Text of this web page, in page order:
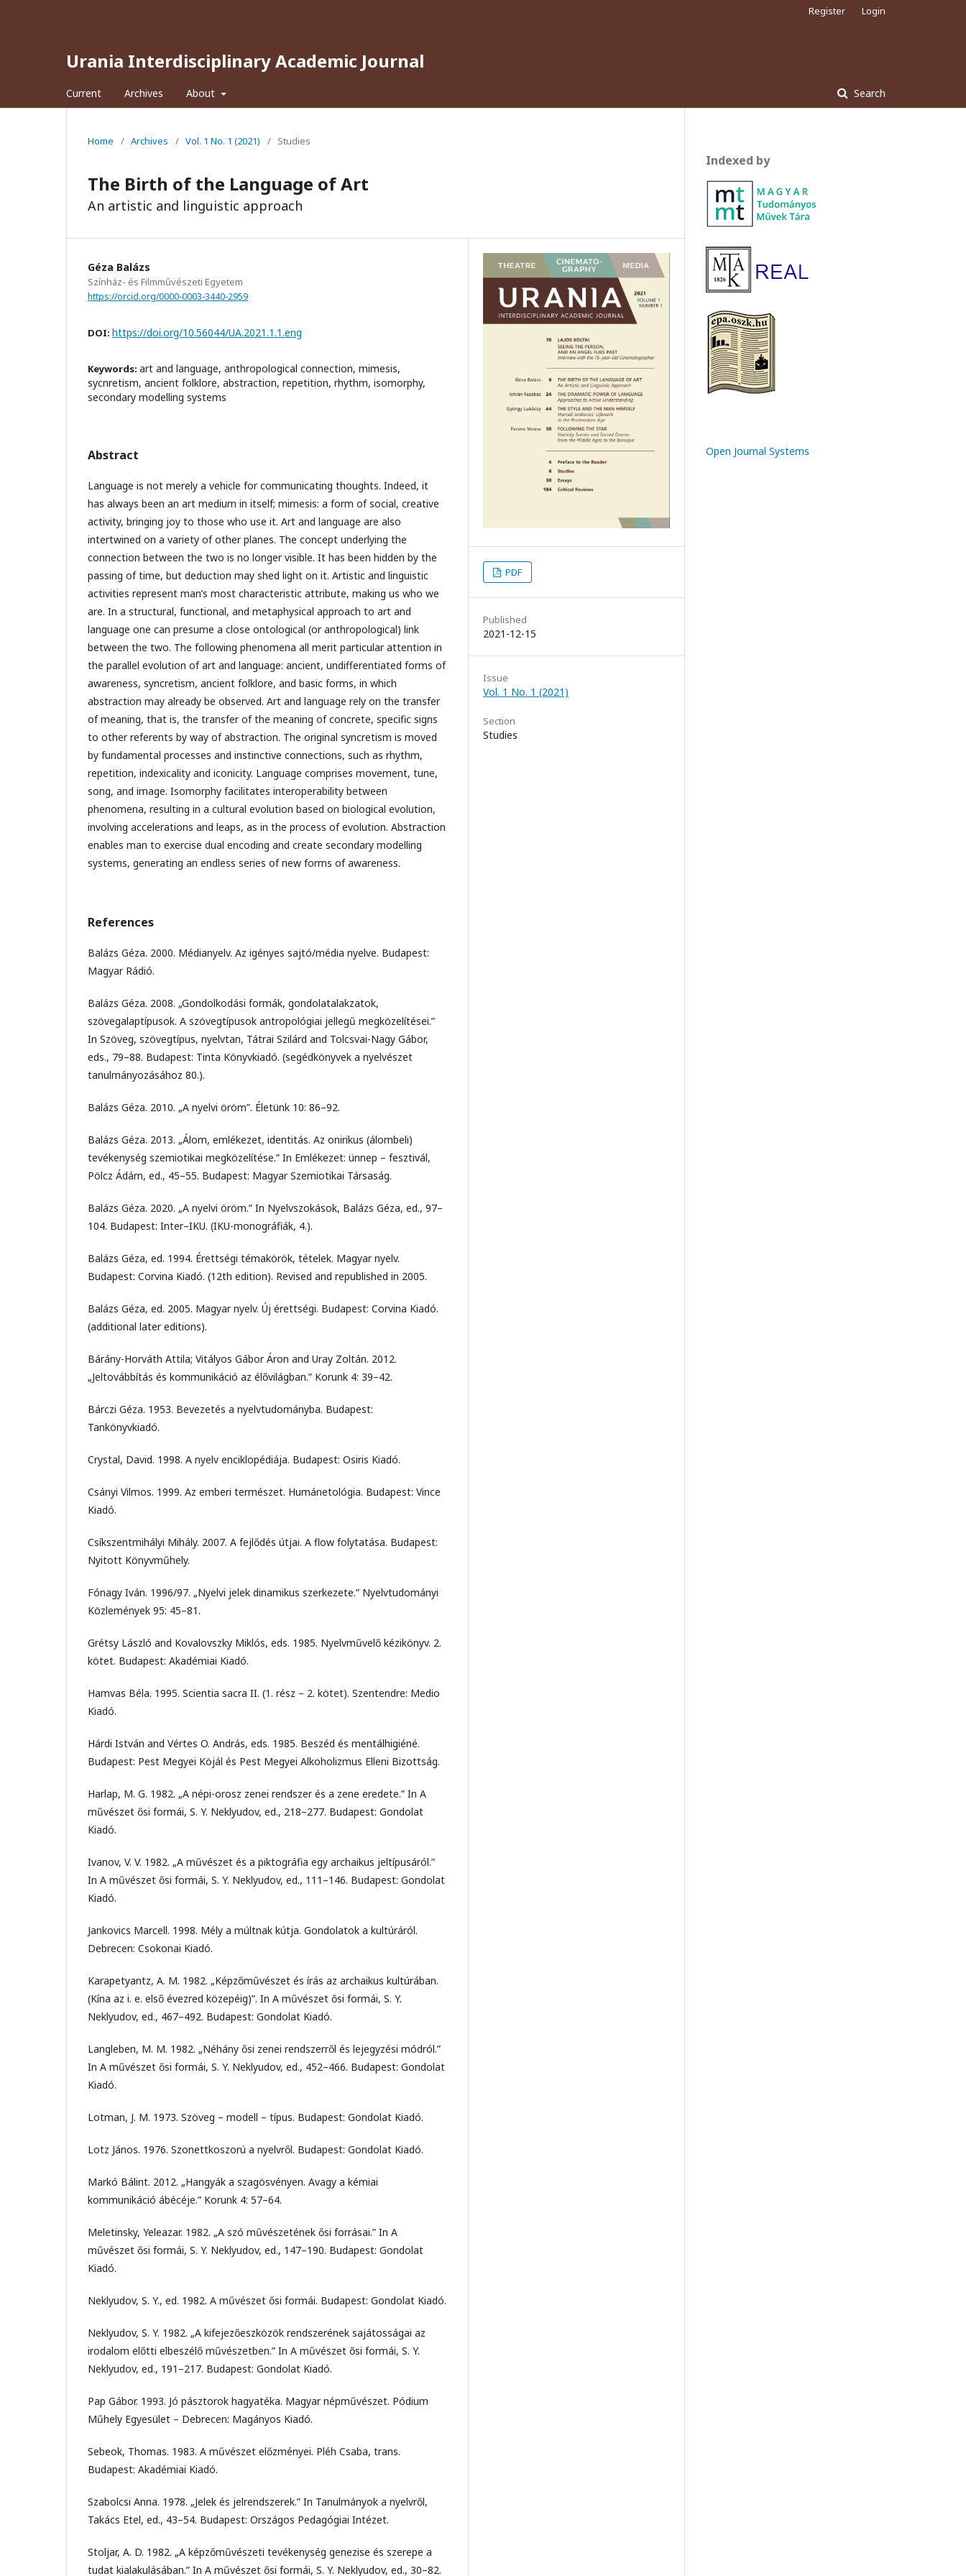
Urania Interdisciplinary Academic Journal
Current Archives About Search
Register Login
Home / Archives / Vol. 1 No. 1 (2021) / Studies
The Birth of the Language of Art
An artistic and linguistic approach
Géza Balázs
Színház- és Filmművészeti Egyetem
https://orcid.org/0000-0003-3440-2959
DOI: https://doi.org/10.56044/UA.2021.1.1.eng
Keywords: art and language, anthropological connection, mimesis,
sycnretism, ancient folklore, abstraction, repetition, rhythm, isomorphy,
secondary modelling systems
Abstract
Language is not merely a vehicle for communicating thoughts. Indeed, it
has always been an art medium in itself; mimesis: a form of social, creative
activity, bringing joy to those who use it. Art and language are also
intertwined on a variety of other planes. The concept underlying the
connection between the two is no longer visible. It has been hidden by the
passing of time, but deduction may shed light on it. Artistic and linguistic
activities represent man’s most characteristic attribute, making us who we
are. In a structural, functional, and metaphysical approach to art and
language one can presume a close ontological (or anthropological) link
between the two. The following phenomena all merit particular attention in
the parallel evolution of art and language: ancient, undifferentiated forms of
awareness, syncretism, ancient folklore, and basic forms, in which
abstraction may already be observed. Art and language rely on the transfer
of meaning, that is, the transfer of the meaning of concrete, specific signs
to other referents by way of abstraction. The original syncretism is moved
by fundamental processes and instinctive connections, such as rhythm,
repetition, indexicality and iconicity. Language comprises movement, tune,
song, and image. Isomorphy facilitates interoperability between
phenomena, resulting in a cultural evolution based on biological evolution,
involving accelerations and leaps, as in the process of evolution. Abstraction
enables man to exercise dual encoding and create secondary modelling
systems, generating an endless series of new forms of awareness.
References
Balázs Géza. 2000. Médianyelv. Az igényes sajtó/média nyelve. Budapest:
Magyar Rádió.
Balázs Géza. 2008. „Gondolkodási formák, gondolatalakzatok,
szövegalaptípusok. A szövegtípusok antropológiai jellegű megközelítései.”
In Szöveg, szövegtípus, nyelvtan, Tátrai Szilárd and Tolcsvai-Nagy Gábor,
eds., 79–88. Budapest: Tinta Könyvkiadó. (segédkönyvek a nyelvészet
tanulmányozásához 80.).
Balázs Géza. 2010. „A nyelvi öröm”. Életünk 10: 86–92.
Balázs Géza. 2013. „Álom, emlékezet, identitás. Az onirikus (álombeli)
tevékenység szemiotikai megközelítése.” In Emlékezet: ünnep – fesztivál,
Pölcz Ádám, ed., 45–55. Budapest: Magyar Szemiotikai Társaság.
Balázs Géza. 2020. „A nyelvi öröm.” In Nyelvszokások, Balázs Géza, ed., 97–
104. Budapest: Inter–IKU. (IKU-monográfiák, 4.).
Balázs Géza, ed. 1994. Érettségi témakörök, tételek. Magyar nyelv.
Budapest: Corvina Kiadó. (12th edition). Revised and republished in 2005.
Balázs Géza, ed. 2005. Magyar nyelv. Új érettségi. Budapest: Corvina Kiadó.
(additional later editions).
Bárány-Horváth Attila; Vitályos Gábor Áron and Uray Zoltán. 2012.
„Jeltovábbítás és kommunikáció az élővilágban.” Korunk 4: 39–42.
Bárczi Géza. 1953. Bevezetés a nyelvtudományba. Budapest:
Tankönyvkiadó.
Crystal, David. 1998. A nyelv enciklopédiája. Budapest: Osiris Kiadó.
Csányi Vilmos. 1999. Az emberi természet. Humánetológia. Budapest: Vince
Kiadó.
Csíkszentmihályi Mihály. 2007. A fejlődés útjai. A flow folytatása. Budapest:
Nyitott Könyvműhely.
Fónagy Iván. 1996/97. „Nyelvi jelek dinamikus szerkezete.” Nyelvtudományi
Közlemények 95: 45–81.
Grétsy László and Kovalovszky Miklós, eds. 1985. Nyelvművelő kézikönyv. 2.
kötet. Budapest: Akadémiai Kiadó.
Hamvas Béla. 1995. Scientia sacra II. (1. rész – 2. kötet). Szentendre: Medio
Kiadó.
Hárdi István and Vértes O. András, eds. 1985. Beszéd és mentálhigiéné.
Budapest: Pest Megyei Köjál és Pest Megyei Alkoholizmus Elleni Bizottság.
Harlap, M. G. 1982. „A népi-orosz zenei rendszer és a zene eredete.” In A
művészet ősi formái, S. Y. Neklyudov, ed., 218–277. Budapest: Gondolat
Kiadó.
Ivanov, V. V. 1982. „A művészet és a piktográfia egy archaikus jeltípusáról.”
In A művészet ősi formái, S. Y. Neklyudov, ed., 111–146. Budapest: Gondolat
Kiadó.
Jankovics Marcell. 1998. Mély a múltnak kútja. Gondolatok a kultúráról.
Debrecen: Csokonai Kiadó.
Karapetyantz, A. M. 1982. „Képzőművészet és írás az archaikus kultúrában.
(Kína az i. e. első évezred közepéig)”. In A művészet ősi formái, S. Y.
Neklyudov, ed., 467–492. Budapest: Gondolat Kiadó.
Langleben, M. M. 1982. „Néhány ősi zenei rendszerről és lejegyzési módról.”
In A művészet ősi formái, S. Y. Neklyudov, ed., 452–466. Budapest: Gondolat
Kiadó.
Lotman, J. M. 1973. Szöveg – modell – típus. Budapest: Gondolat Kiadó.
Lotz János. 1976. Szonettkoszorú a nyelvről. Budapest: Gondolat Kiadó.
Markó Bálint. 2012. „Hangyák a szagösvényen. Avagy a kémiai
kommunikáció ábécéje.” Korunk 4: 57–64.
Meletinsky, Yeleazar. 1982. „A szó művészetének ősi forrásai.” In A
művészet ősi formái, S. Y. Neklyudov, ed., 147–190. Budapest: Gondolat
Kiadó.
Neklyudov, S. Y., ed. 1982. A művészet ősi formái. Budapest: Gondolat Kiadó.
Neklyudov, S. Y. 1982. „A kifejezőeszközök rendszerének sajátosságai az
irodalom előtti elbeszélő művészetben.” In A művészet ősi formái, S. Y.
Neklyudov, ed., 191–217. Budapest: Gondolat Kiadó.
Pap Gábor. 1993. Jó pásztorok hagyatéka. Magyar népművészet. Pódium
Műhely Egyesület – Debrecen: Magányos Kiadó.
Sebeok, Thomas. 1983. A művészet előzményei. Pléh Csaba, trans.
Budapest: Akadémiai Kiadó.
Szabolcsi Anna. 1978. „Jelek és jelrendszerek.” In Tanulmányok a nyelvről,
Takács Etel, ed., 43–54. Budapest: Országos Pedagógiai Intézet.
Stoljar, A. D. 1982. „A képzőművészeti tevékenység genezise és szerepe a
tudat kialakulásában.” In A művészet ősi formái, S. Y. Neklyudov, ed., 30–82.
PDF
Published
2021-12-15
Issue
Vol. 1 No. 1 (2021)
Section
Studies
Indexed by
Open Journal Systems